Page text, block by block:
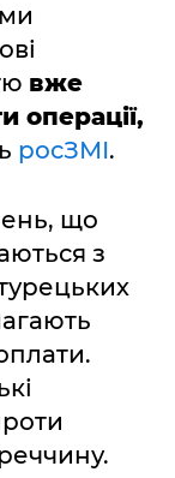
вже
операції,
росЗМІ.
що
з